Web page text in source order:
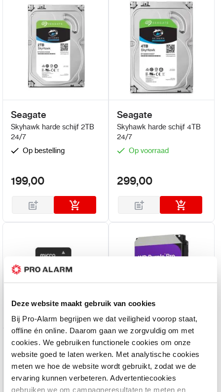
Deze website maakt gebruik van cookies
Bij Pro-Alarm begrijpen we dat veiligheid voorop staat,
offline én online. Daarom gaan we zorgvuldig om met
cookies. We gebruiken functionele cookies om onze
website goed te laten werken. Met analytische cookies
meten we hoe de website wordt gebruikt, zodat we de
ervaring kunnen verbeteren. Advertentiecookies
gebruiken we om campagneresultaten te meten en
Seagate
Skyhawk harde schijf 2TB
24/7
Op bestelling
199,00
Seagate
Skyhawk harde schijf 4TB
24/7
Op voorraad
299,00
Hikvision
HS-TF-C1STD-64G-A -
Geheugenkaart 64 GB
Op voorraad
Western Digital
WD102PURP – 10TB WD
Purple Pro 3.5 Inch
Surveillance HDD
Op voorraad